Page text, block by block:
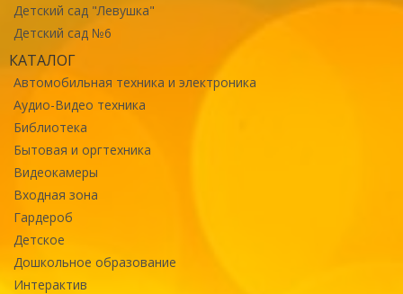
Детский сад "Левушка"
Детский сад №6
КАТАЛОГ
Автомобильная техника и электроника
Аудио-Видео техника
Библиотека
Бытовая и оргтехника
Видеокамеры
Входная зона
Гардероб
Детское
Дошкольное образование
Интерактив